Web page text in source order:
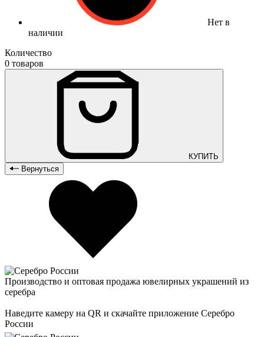
Нет в
наличии
Количество
0 товаров
КУПИТЬ
Вернуться
Производство и оптовая продажа ювелирных украшений из
серебра
Наведите камеру на QR и скачайте приложение Серебро
России